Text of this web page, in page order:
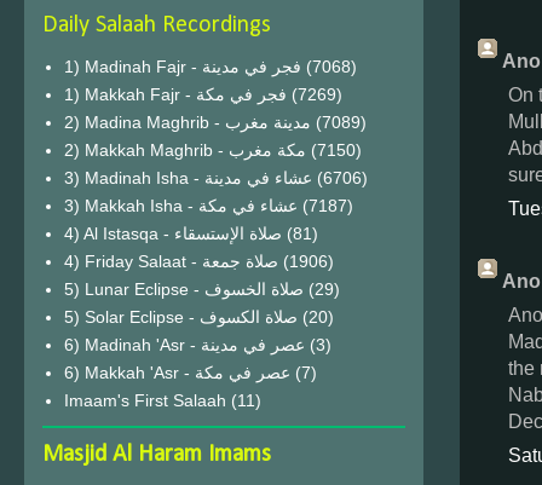
On
the
Daily Salaah Recordings
1) Madinah Fajr - فجر في مدينة (7068)
1) Makkah Fajr - فجر في مكة (7269)
2) Madina Maghrib - مدينة مغرب (7089)
2) Makkah Maghrib - مكة مغرب (7150)
3) Madinah Isha - عشاء في مدينة (6706)
3) Makkah Isha - عشاء في مكة (7187)
4) Al Istasqa - صلاة الإستسقاء (81)
4) Friday Salaat - صلاة جمعة (1906)
5) Lunar Eclipse - صلاة الخسوف (29)
(20)
6) Madinah 'Asr - عصر في مدينة (3)
6) Makkah 'Asr - عصر في مكة (7)
Imaam's First Salaah (11)
Masjid Al Haram Imams